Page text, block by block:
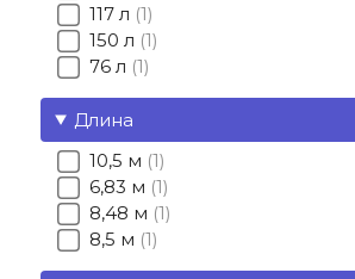
117 л 1
150 л 1
76 л 1
Длина
10,5 м 1
6,83 м 1
8,48 м 1
8,5 м 1